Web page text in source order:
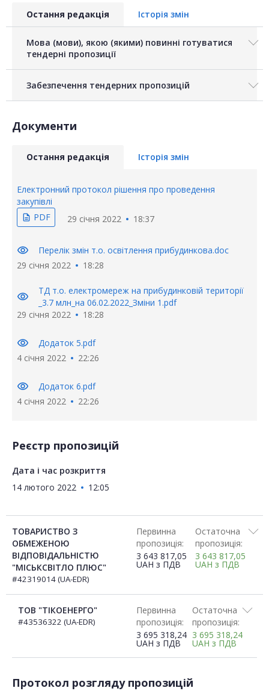
Остання редакція Історія змін
Мова (мови), якою (якими) повинні готуватися
тендерні пропозиції
Забезпечення тендерних пропозицій
Документи
Остання редакція Історія змін
Електронний протокол рішення про проведення
закупівлі
description PDF 29 січня 2022 18:37
visibility
Перелік змін т.о. освітлення прибудинкова.doc
29 січня 2022
18:28
visibility
ТД т.о. електромереж на прибудинковій території
_3.7 млн_на 06.02.2022_Зміни 1.pdf
29 січня 2022
18:28
visibility
Додаток 5.pdf
4 січня 2022
22:26
visibility
Додаток 6.pdf
4 січня 2022
22:26
Реєстр пропозицій
Дата і час розкриття
14 лютого 2022
12:05
ТОВАРИСТВО З
ОБМЕЖЕНОЮ
ВІДПОВІДАЛЬНІСТЮ
"МІСЬКСВІТЛО ПЛЮС"
#42319014 (UA-EDR)
Первинна
пропозиція:
3 643 817,05
UAH з ПДВ
Остаточна
пропозиція:
3 643 817,05
UAH з ПДВ
ТОВ "ТІКОЕНЕРГО"
#43536322 (UA-EDR)
Первинна
пропозиція:
3 695 318,24
UAH з ПДВ
Остаточна
пропозиція:
3 695 318,24
UAH з ПДВ
Протокол розгляду пропозицій